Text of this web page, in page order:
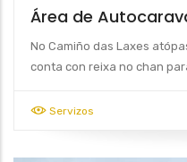
Área de
No Camiño das Laxes
conta con reixa no chan
Servizos